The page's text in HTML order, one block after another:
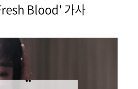
Blood' 가사